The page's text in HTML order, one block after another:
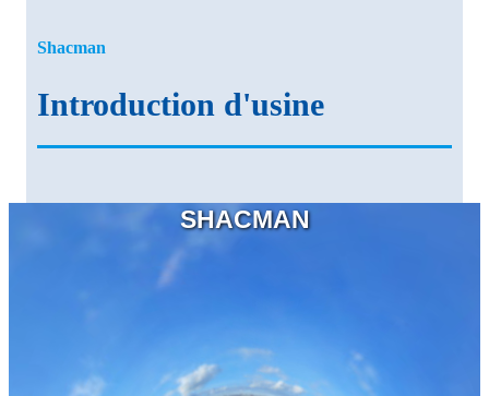
Shacman
Introduction d'usine